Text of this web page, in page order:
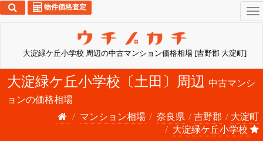
大淀緑ケ丘小学校 周辺の中古マンション価格相場 [吉野郡 大淀町]
物件価格査定
大淀緑ケ丘小学校〔土田〕周辺 中古マンシ
ョンの価格相場
マンション相場
奈良県 吉野郡
大淀町
大淀緑ケ丘小学校